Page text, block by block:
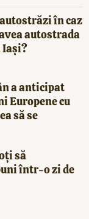
autostrăzi în caz
autostrada
Iași?
a anticipat
Europene cu
să se
să
într-o zi de